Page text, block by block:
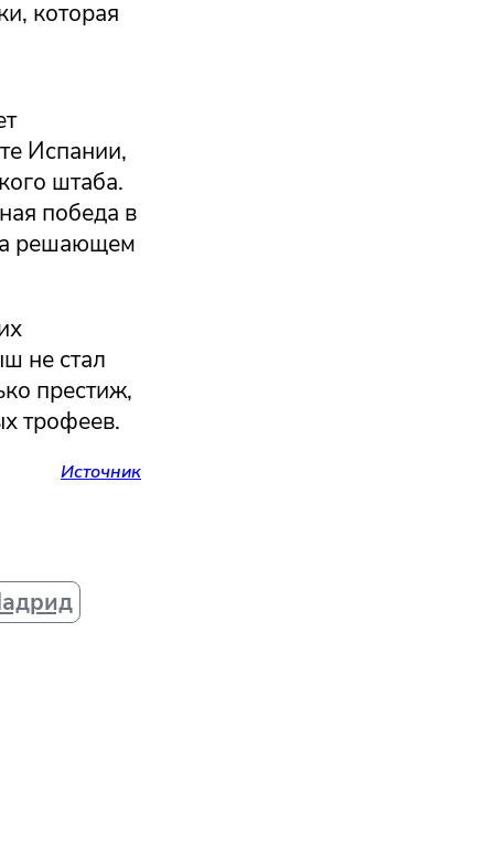
которая
Испании,
штаба.
победа в
решающем
не стал
престиж,
трофеев.
Источник